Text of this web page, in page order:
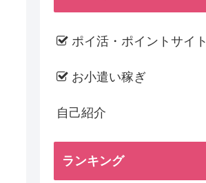
ポイ活・ポイントサイト
お小遣い稼ぎ
自己紹介
ランキング